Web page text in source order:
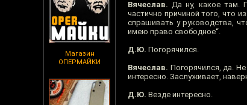
Магазин
ОПЕРМАЙКИ
Вячеслав. Да ну, какое там.
частично причиной того, что
спрашивать у руководства,
имею право свободное“.
Д.Ю. Погорячился.
Вячеслав. Погорячился, да.
интересно. Заслуживает,
Д.Ю. Везде интересно.